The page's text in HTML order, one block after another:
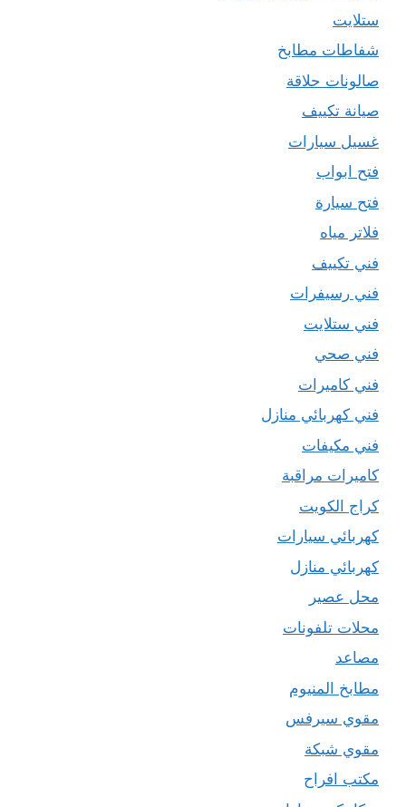
ستلايت
شفاطات مطابخ
صالونات حلاقة
صيانة تكييف
غسيل سيارات
فتح ابواب
فتح سيارة
فلاتر مياه
فني تكييف
فني رسيفرات
فني ستلايت
فني صحي
فني كاميرات
فني كهربائي منازل
فني مكيفات
كاميرات مراقبة
كراج الكويت
كهربائي سيارات
كهربائي منازل
محل عصير
محلات تلفونات
مصاعد
مطابخ المنيوم
مقوي سيرفس
مقوي شبكة
مكتب افراح